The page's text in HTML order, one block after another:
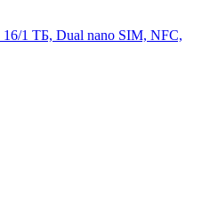
1 ТБ, Dual nano SIM, NFC,